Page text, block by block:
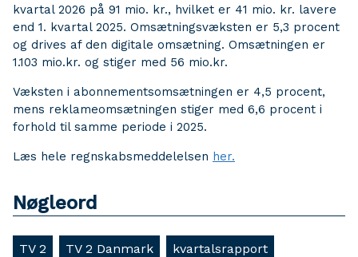
kvartal 2026 på 91 mio. kr., hvilket er 41 mio. kr. lavere
end 1. kvartal 2025. Omsætningsvæksten er 5,3 procent
og drives af den digitale omsætning. Omsætningen er
1.103 mio.kr. og stiger med 56 mio.kr.
Væksten i abonnementsomsætningen er 4,5 procent,
mens reklameomsætningen stiger med 6,6 procent i
forhold til samme periode i 2025.
Læs hele regnskabsmeddelelsen her.
Nøgleord
TV 2 TV 2 Danmark kvartalsrapport